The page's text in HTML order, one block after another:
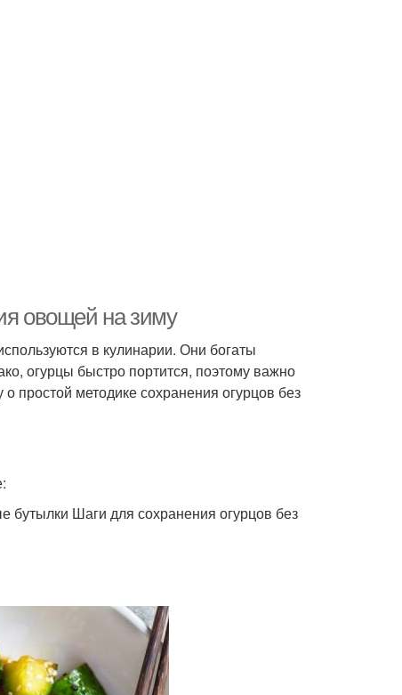
овощей на зиму
в кулинарии. Они богаты
огурцы быстро портится, поэтому важно
простой методике сохранения огурцов без
Шаги для сохранения огурцов без